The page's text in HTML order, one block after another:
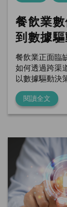
餐飲業
到數據
餐飲業正面臨
如何透過跨渠
以數據驅動決
閱讀全文